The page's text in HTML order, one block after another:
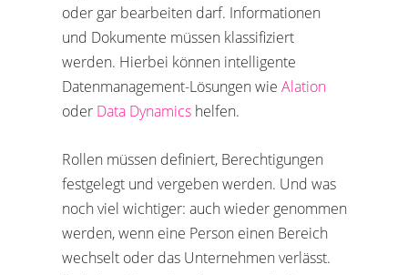
oder gar bearbeiten darf. Informationen
und Dokumente müssen klassifiziert
werden. Hierbei können intelligente
Datenmanagement-Lösungen wie Alation
oder Data Dynamics helfen.
Rollen müssen definiert, Berechtigungen
festgelegt und vergeben werden. Und was
noch viel wichtiger: auch wieder genommen
werden, wenn eine Person einen Bereich
wechselt oder das Unternehmen verlässt.